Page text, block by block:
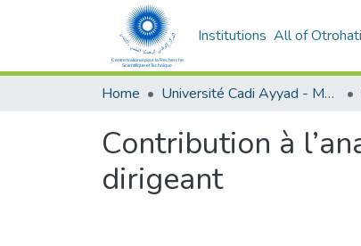
Institutions All of Otrohati
Home Université Cadi Ayyad - Marrakech
Contribution à
dirigeant